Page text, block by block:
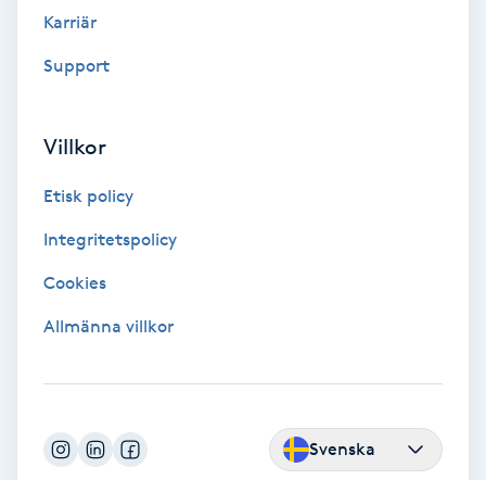
Cryoterapi
Damklippning
Diamantslipning
Karriär
Support
Villkor
Etisk policy
Integritetspolicy
Cookies
Allmänna villkor
Svenska